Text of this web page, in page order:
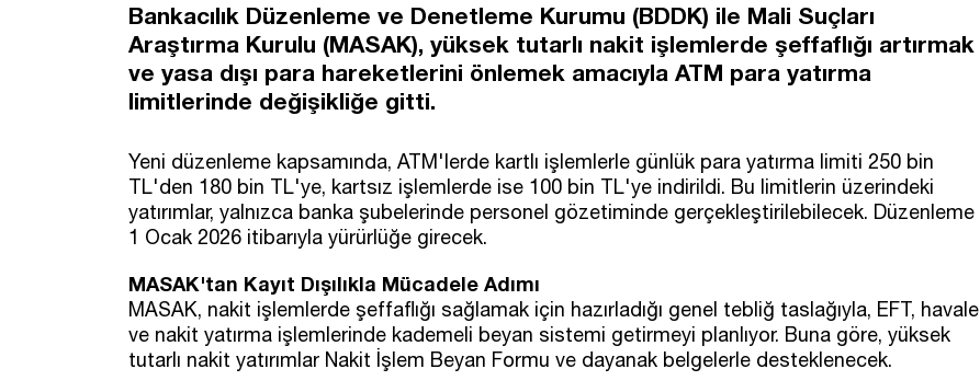
Bankacılık Düzenleme ve Denetleme Kurumu (BDDK) ile Mali Suçları
Araştırma Kurulu (MASAK), yüksek tutarlı nakit işlemlerde şeffaflığı artırmak
ve yasa dışı para hareketlerini önlemek amacıyla ATM para yatırma
limitlerinde değişikliğe gitti.
Yeni düzenleme kapsamında, ATM'lerde kartlı işlemlerle günlük para yatırma limiti 250 bin
TL'den 180 bin TL'ye, kartsız işlemlerde ise 100 bin TL'ye indirildi. Bu limitlerin üzerindeki
yatırımlar, yalnızca banka şubelerinde personel gözetiminde gerçekleştirilebilecek. Düzenleme
1 Ocak 2026 itibarıyla yürürlüğe girecek.
MASAK'tan Kayıt Dışılıkla Mücadele Adımı
MASAK, nakit işlemlerde şeffaflığı sağlamak için hazırladığı genel tebliğ taslağıyla, EFT, havale
ve nakit yatırma işlemlerinde kademeli beyan sistemi getirmeyi planlıyor. Buna göre, yüksek
tutarlı nakit yatırımlar Nakit İşlem Beyan Formu ve dayanak belgelerle desteklenecek.